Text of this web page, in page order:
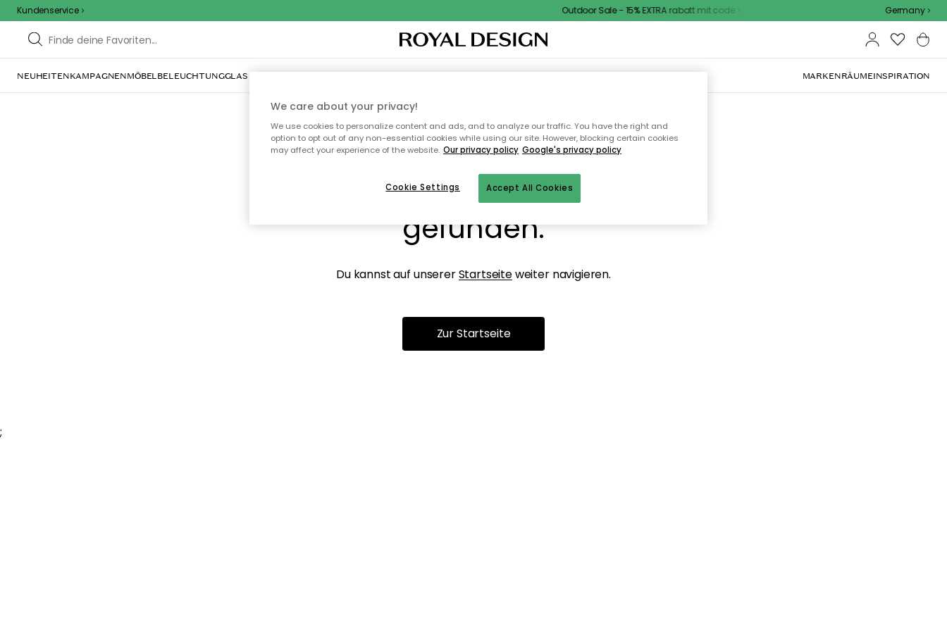
Kundenservice Outdoor Sale - 15% EXTRA rabatt mit code Germany
NEUHEITENKAMPAGNENMÖBELBELEUCHTUNGGLAS & GESCHIRRINNENEINRICHTUNGTEXTILIEN & TEPPICHEKÜCHEAUFBEWAHRUNGOUTDOOR-MÖBEL MARKENRÄUMEINSPIRATION
Ooops, die Seite wurde nicht
gefunden.
Du kannst auf unsererStartseiteweiter navigieren.
Zur Startseite
;
We care about your privacy!
We use cookies to personalize content and ads, and to analyze our traffic. You have the right and
option to opt out of any non-essential cookies while using our site. However, blocking certain cookies
may affect your experience of the website. Our privacy policy Google's privacy policy
Accept All Cookies
Cookie Settings